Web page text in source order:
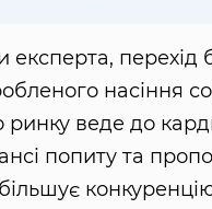
експерта, перехід
насіння
ринку веде до
попиту та